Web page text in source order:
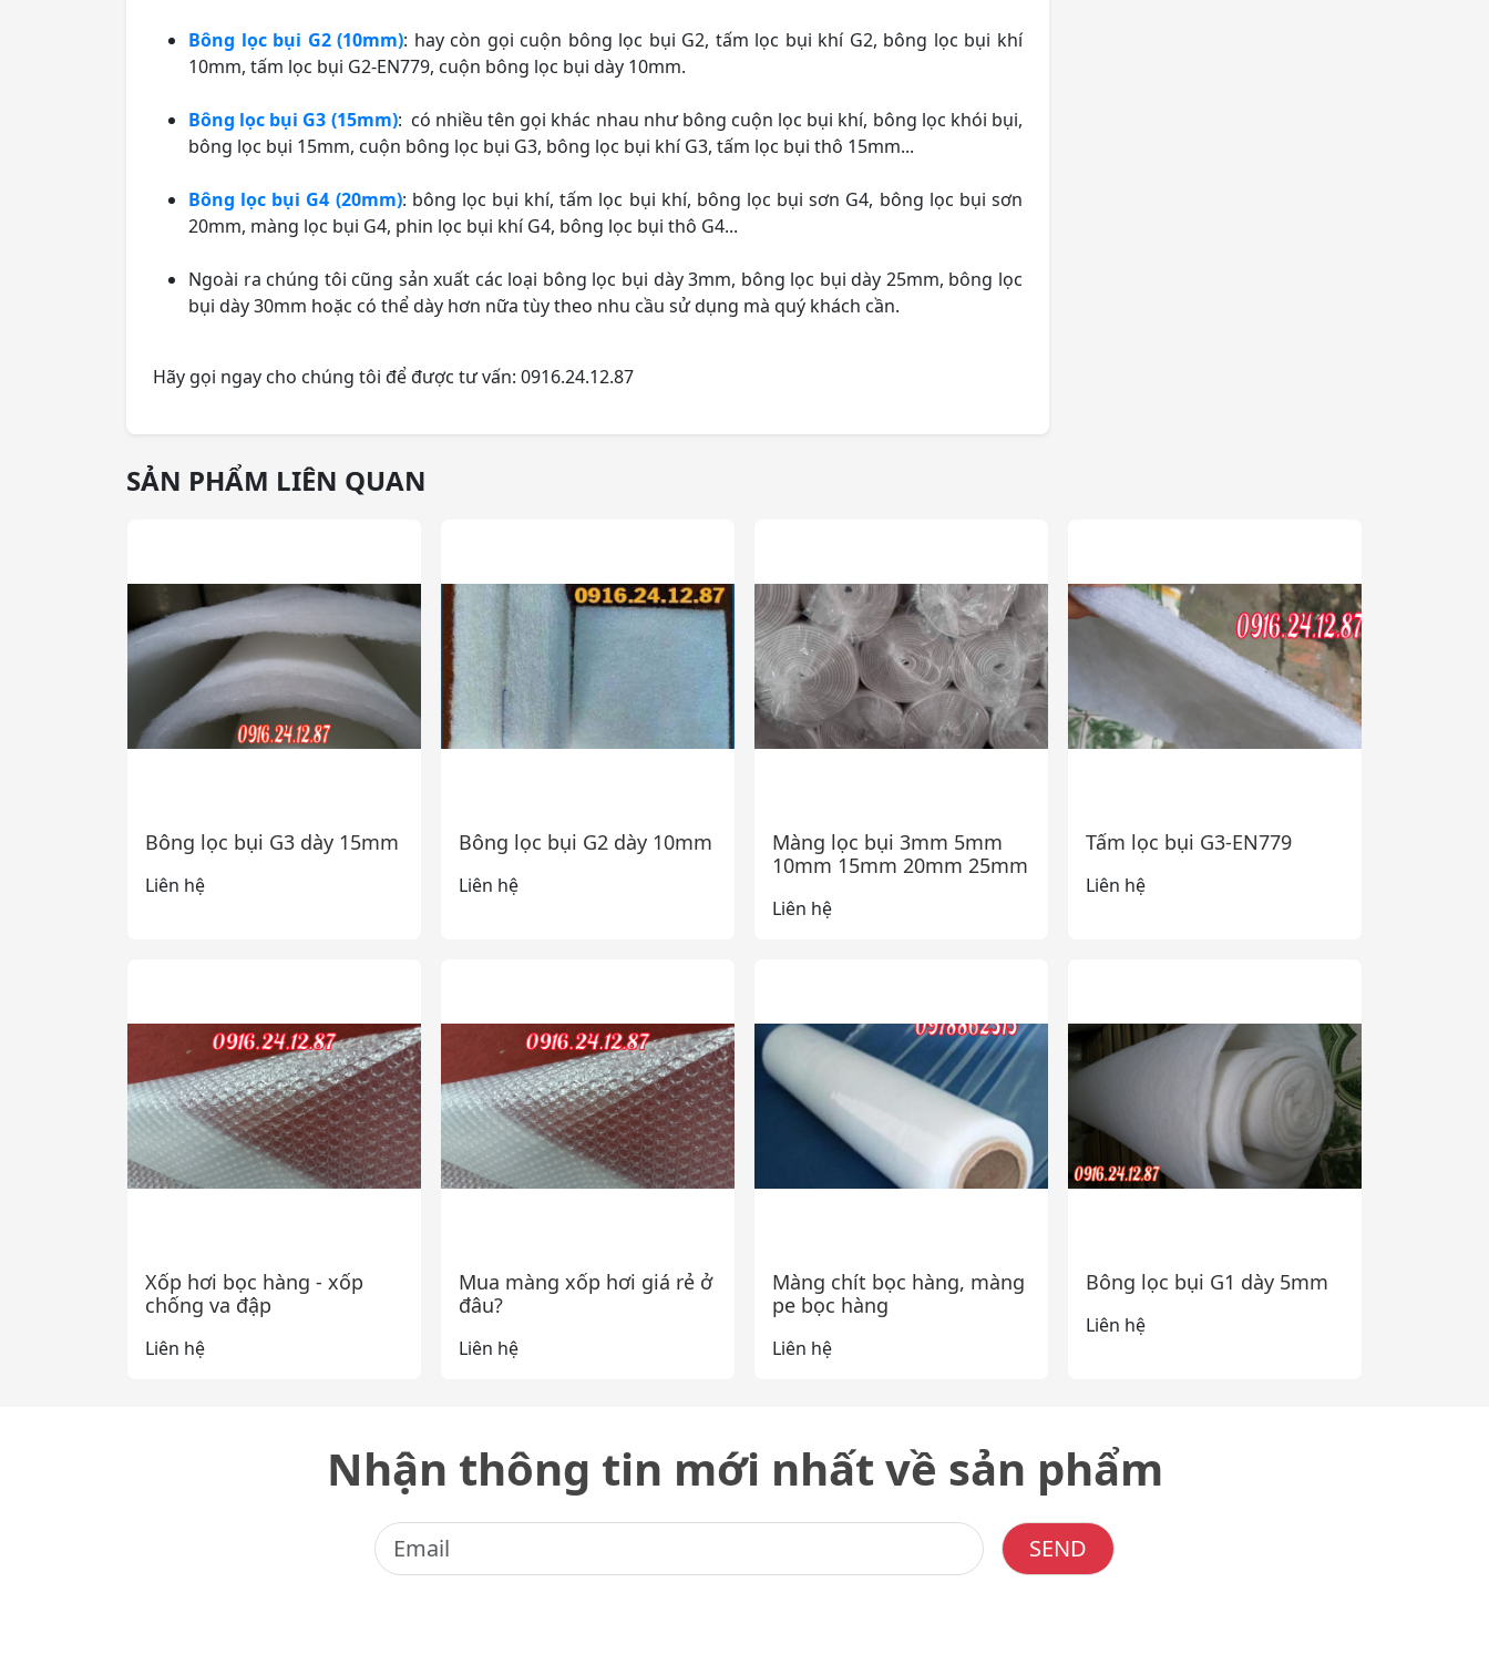
Bông lọc bụi G2 (10mm): hay còn gọi cuộn bông lọc bụi G2, tấm lọc bụi khí G2, bông lọc bụi khí
10mm, tấm lọc bụi G2-EN779, cuộn bông lọc bụi dày 10mm.
Bông lọc bụi G3 (15mm): có nhiều tên gọi khác nhau như bông cuộn lọc bụi khí, bông lọc khói bụi,
bông lọc bụi 15mm, cuộn bông lọc bụi G3, bông lọc bụi khí G3, tấm lọc bụi thô 15mm...
Bông lọc bụi G4 (20mm): bông lọc bụi khí, tấm lọc bụi khí, bông lọc bụi sơn G4, bông lọc bụi sơn
20mm, màng lọc bụi G4, phin lọc bụi khí G4, bông lọc bụi thô G4...
Ngoài ra chúng tôi cũng sản xuất các loại bông lọc bụi dày 3mm, bông lọc bụi dày 25mm, bông lọc
bụi dày 30mm hoặc có thể dày hơn nữa tùy theo nhu cầu sử dụng mà quý khách cần.
Hãy gọi ngay cho chúng tôi để được tư vấn: 0916.24.12.87
SẢN PHẨM LIÊN QUAN
Bông lọc bụi G3 dày 15mm
Liên hệ
Bông lọc bụi G2 dày 10mm
Liên hệ
Màng lọc bụi 3mm 5mm
10mm 15mm 20mm 25mm
Liên hệ
Tấm lọc bụi G3-EN779
Liên hệ
Xốp hơi bọc hàng - xốp
chống va đập
Liên hệ
Mua màng xốp hơi giá rẻ ở
đâu?
Liên hệ
Màng chít bọc hàng, màng
pe bọc hàng
Liên hệ
Bông lọc bụi G1 dày 5mm
Liên hệ
Nhận thông tin mới nhất về sản phẩm
SEND